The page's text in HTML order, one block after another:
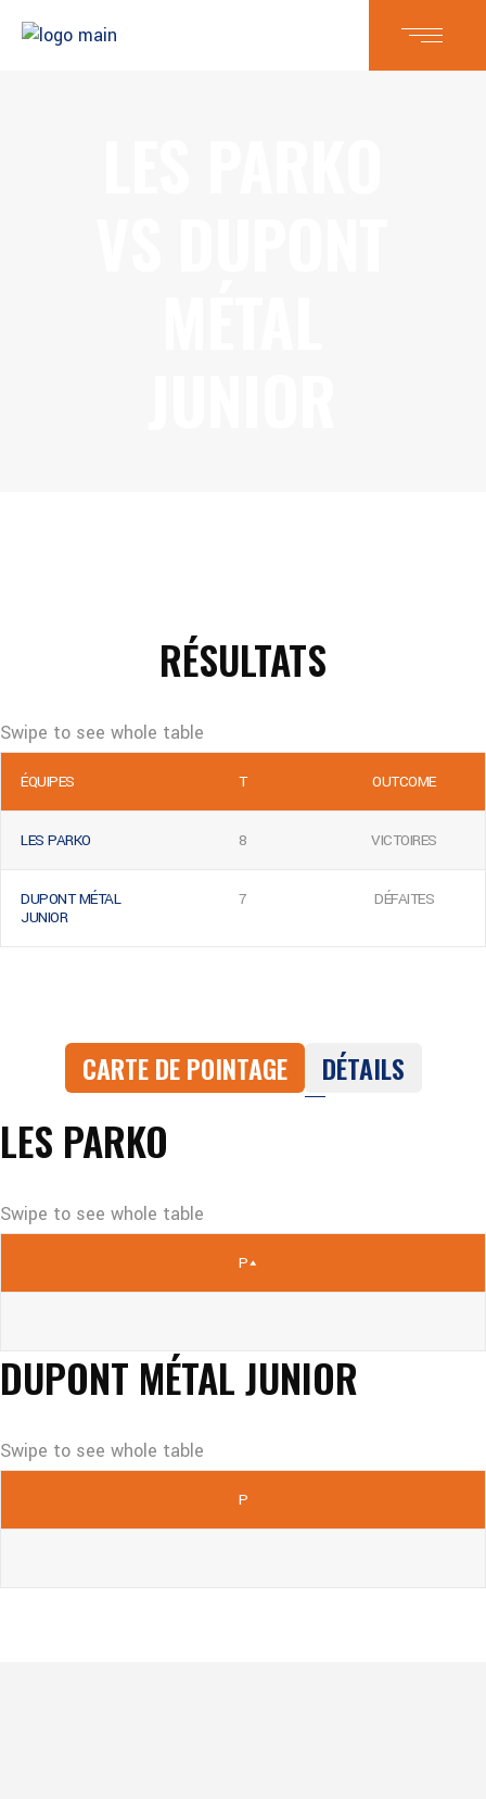
RÉSULTATS
ÉQUIPES T OUTCOME
LES PARKO 8 VICTOIRES
DUPONT MÉTAL
JUNIOR
7 DÉFAITES
CARTE DE POINTAGE DÉTAILS
LES PARKO
P
DUPONT MÉTAL JUNIOR
P